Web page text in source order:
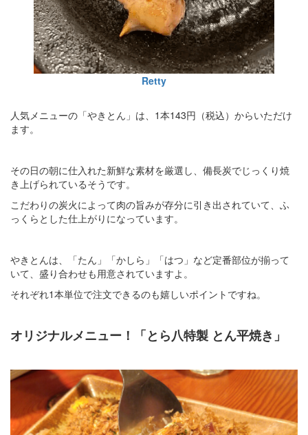
Retty
人気メニューの「やきとん」は、1本143円（税込）からいただけ
ます。
その日の朝に仕入れた新鮮な素材を厳選し、備長炭でじっくり焼
き上げられているそうです。
こだわりの炭火によって肉の旨みが存分に引き出されていて、ふ
っくらとした仕上がりになっています。
やきとんは、「たん」「かしら」「はつ」など定番部位が揃って
いて、盛り合わせも用意されていますよ。
それぞれ1本単位で注文できるのも嬉しいポイントですね。
オリジナルメニュー！「とら八特製 とん平焼き」